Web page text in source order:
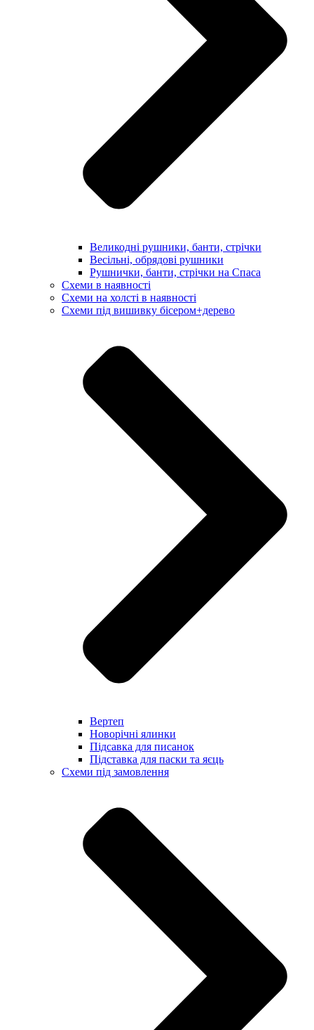
Великодні рушники, банти, стрічки
Весільні, обрядові рушники
Рушнички, банти, стрічки на Спаса
Схеми в наявності
Схеми на холсті в наявності
Схеми під вишивку бісером+дерево
Вертеп
Новорічні ялинки
Підсавка для писанок
Підставка для паски та яєць
Схеми під замовлення